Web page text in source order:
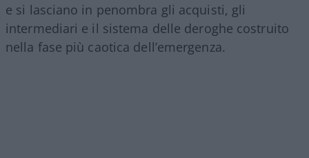
e si lasciano in penombra gli acquisti, gli
intermediari e il sistema delle deroghe costruito
nella fase più caotica dell’emergenza.